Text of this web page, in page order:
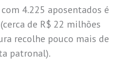
4.225 aposentados é
de R$ 22 milhões
recolhe pouco mais de
patronal).